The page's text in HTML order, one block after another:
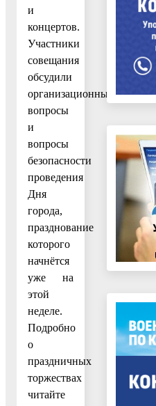
и
концертов.
Участники
совещания
обсудили
организационные
вопросы
и
вопросы
безопасности
проведения
Дня
города,
празднование
которого
начнётся
уже на
этой
неделе.
Подробно
о
праздничных
торжествах
читайте